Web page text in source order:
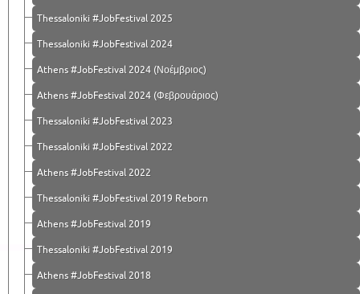
Thessaloniki #JobFestival 2025
Thessaloniki #JobFestival 2024
Athens #JobFestival 2024 (Νοέμβριος)
Athens #JobFestival 2024 (Φεβρουάριος)
Thessaloniki #JobFestival 2023
Thessaloniki #JobFestival 2022
Athens #JobFestival 2022
Thessaloniki #JobFestival 2019 Reborn
Athens #JobFestival 2019
Thessaloniki #JobFestival 2019
Athens #JobFestival 2018